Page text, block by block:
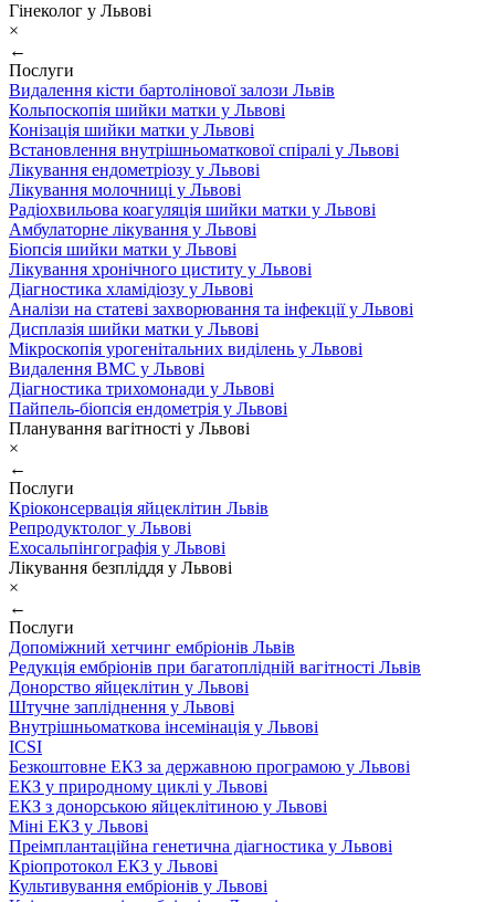
Гінеколог у Львові
×
←
Послуги
Видалення кісти бартолінової залози Львів
Кольпоскопія шийки матки у Львові
Конізація шийки матки у Львові
Встановлення внутрішньоматкової спіралі у Львові
Лікування ендометріозу у Львові
Лікування молочниці у Львові
Радіохвильова коагуляція шийки матки у Львові
Амбулаторне лікування у Львові
Біопсія шийки матки у Львові
Лікування хронічного циститу у Львові
Діагностика хламідіозу у Львові
Аналізи на статеві захворювання та інфекції у Львові
Дисплазія шийки матки у Львові
Мікроскопія урогенітальних виділень у Львові
Видалення ВМС у Львові
Діагностика трихомонади у Львові
Пайпель-біопсія ендометрія у Львові
Планування вагітності у Львові
×
←
Послуги
Кріоконсервація яйцеклітин Львів
Репродуктолог у Львові
Ехосальпінгографія у Львові
Лікування безпліддя у Львові
×
←
Послуги
Допоміжний хетчинг ембріонів Львів
Редукція ембріонів при багатоплідній вагітності Львів
Донорство яйцеклітин у Львові
Штучне запліднення у Львові
Внутрішньоматкова інсемінація у Львові
ICSI
Безкоштовне ЕКЗ за державною програмою у Львові
ЕКЗ у природному циклі у Львові
ЕКЗ з донорською яйцеклітиною у Львові
Міні ЕКЗ у Львові
Преімплантаційна генетична діагностика у Львові
Кріопротокол ЕКЗ у Львові
Культивування ембріонів у Львові